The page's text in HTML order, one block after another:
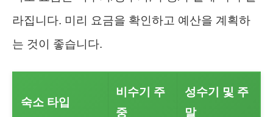
라집니다. 미리 요금을 확인하고 예산을 계획하
는 것이 좋습니다.
숙소 타입
비수기 주
중
성수기 및 주
말